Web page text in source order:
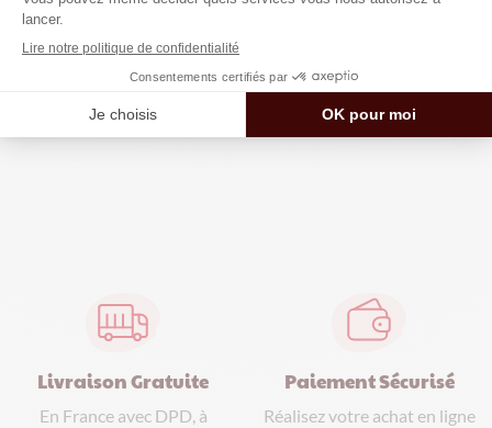
Livraison Gratuite
En France avec DPD, à
Paiement Sécurisé
Réalisez votre achat en ligne